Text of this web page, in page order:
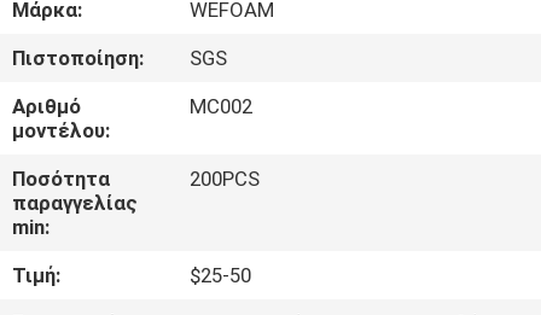
ΕΜΕΊΣ
ΓΎΡΟΣ
ΕΡΓΟΣΤΑΣΊΩΝ
ΠΟΙΟΤΙΚΌΣ
Μάρκα:
WEFOAM
Πιστοποίηση:
SGS
Αριθμό
μοντέλου:
MC002
Ποσότητα
παραγγελίας
min:
200PCS
Τιμή:
$25-50